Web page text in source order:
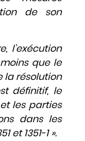
de son
l’exécution
que le
la résolution
définitif, le
les parties
dans les
et 1351-1 ».